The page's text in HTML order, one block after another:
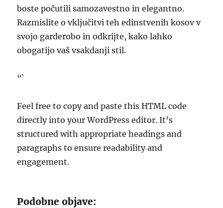
boste počutili samozavestno in elegantno.
Razmislite o vključitvi teh edinstvenih kosov v
svojo garderobo in odkrijte, kako lahko
obogatijo vaš vsakdanji stil.
“`
Feel free to copy and paste this HTML code
directly into your WordPress editor. It’s
structured with appropriate headings and
paragraphs to ensure readability and
engagement.
Podobne objave: